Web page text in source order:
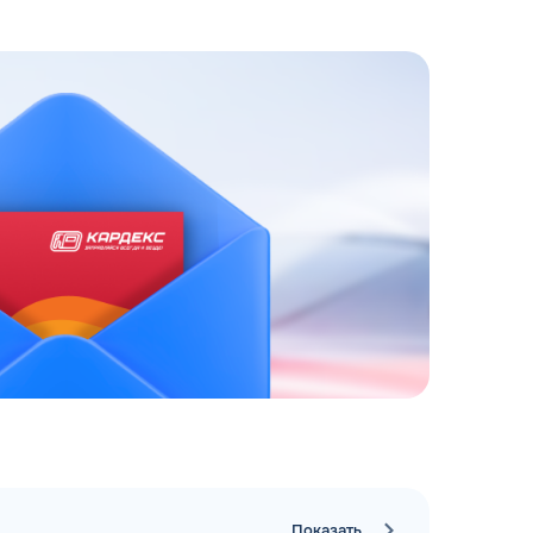
ЗАКАЗАТЬ
ЗВОНОК
до 18:00 по МСК